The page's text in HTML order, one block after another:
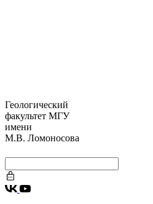
Геологический
факультет МГУ
имени
М.В. Ломоносова